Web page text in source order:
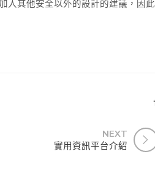
入其他安全以外的設計的建議，因此
NEXT
實用資訊平台介紹